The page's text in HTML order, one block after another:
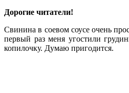
Дорогие читатели!
Свинина в соевом соусе очень
первый раз меня угостили
копилочку. Думаю пригодится.